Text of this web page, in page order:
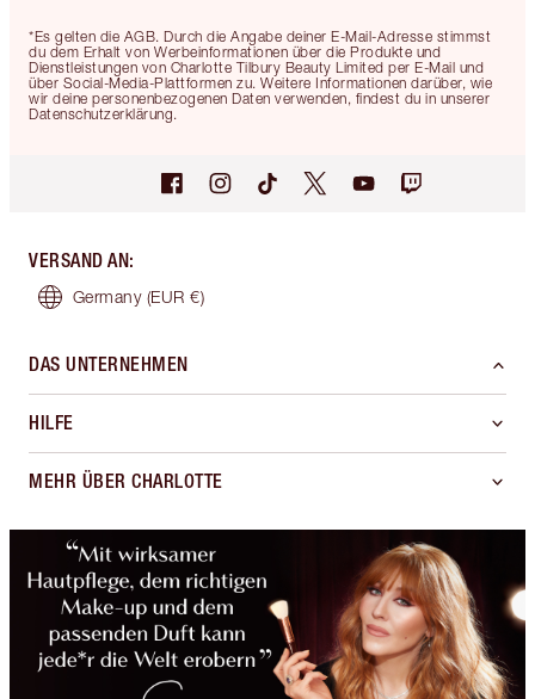
*Es gelten die AGB. Durch die Angabe deiner E-Mail-Adresse stimmst
du dem Erhalt von Werbeinformationen über die Produkte und
Dienstleistungen von Charlotte Tilbury Beauty Limited per E-Mail und
über Social-Media-Plattformen zu. Weitere Informationen darüber, wie
wir deine personenbezogenen Daten verwenden, findest du in unserer
Datenschutzerklärung.
VERSAND AN:
Germany (EUR €)
DAS UNTERNEHMEN
HILFE
MEHR ÜBER CHARLOTTE